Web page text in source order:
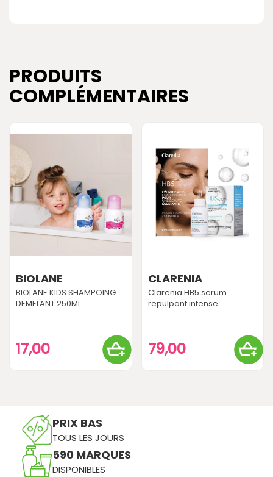
PRODUITS
COMPLÉMENTAIRES
BIOLANE
BIOLANE KIDS SHAMPOING
DEMELANT 250ML
17,00
CLARENIA
Clarenia HB5 serum
repulpant intense
79,00
PRIX BAS
TOUS LES JOURS
590 MARQUES
DISPONIBLES